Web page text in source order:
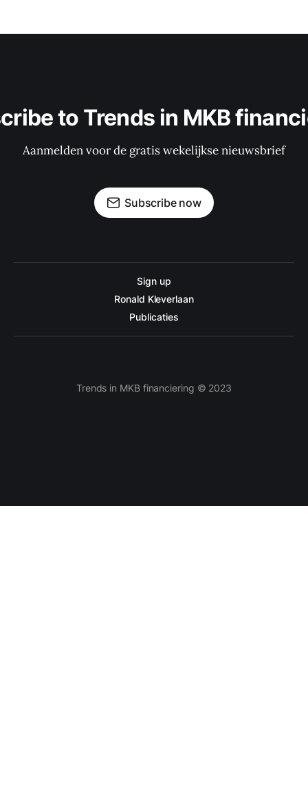
to Trends in MKB
Aanmelden voor de gratis wekelijkse nieuwsbrief
Subscribe now
Sign up
Ronald Kleverlaan
Publicaties
Trends in MKB financiering © 2023